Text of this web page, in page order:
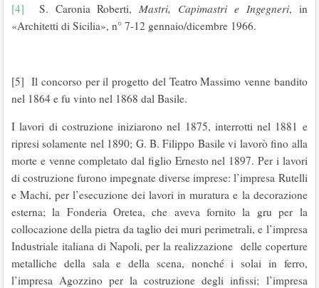
[4] S. Caronia Roberti, Mastri, Capimastri e Ingegneri, in
«Architetti di Sicilia», n° 7-12 gennaio/dicembre 1966.
[5] Il concorso per il progetto del Teatro Massimo venne bandito
nel 1864 e fu vinto nel 1868 dal Basile.
I lavori di costruzione iniziarono nel 1875, interrotti nel 1881 e
ripresi solamente nel 1890; G. B. Filippo Basile vi lavorò fino alla
morte e venne completato dal figlio Ernesto nel 1897. Per i lavori
di costruzione furono impegnate diverse imprese: l’impresa Rutelli
e Machi, per l’esecuzione dei lavori in muratura e la decorazione
esterna; la Fonderia Oretea, che aveva fornito la gru per la
collocazione della pietra da taglio dei muri perimetrali, e l’impresa
Industriale italiana di Napoli, per la realizzazione delle coperture
metalliche della sala e della scena, nonché i solai in ferro,
l’impresa Agozzino per la costruzione degli infissi; l’impresa